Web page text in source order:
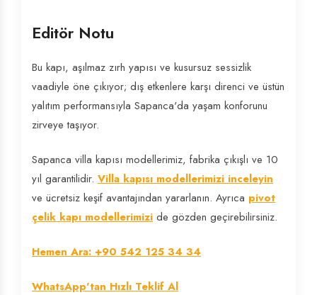
Editör Notu
Bu kapı, aşılmaz zırh yapısı ve kusursuz sessizlik
vaadiyle öne çıkıyor; dış etkenlere karşı direnci ve üstün
yalıtım performansıyla Sapanca'da yaşam konforunu
zirveye taşıyor.
Sapanca villa kapısı modellerimiz, fabrika çıkışlı ve 10
yıl garantilidir. Villa kapısı modellerimizi inceleyin
ve ücretsiz keşif avantajından yararlanın. Ayrıca pivot
çelik kapı modellerimizi de gözden geçirebilirsiniz.
Hemen Ara: +90 542 125 34 34
WhatsApp'tan Hızlı Teklif Al